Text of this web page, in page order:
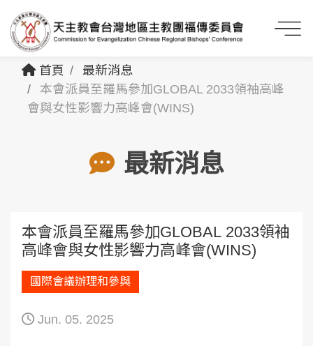
首頁
最新消息
本會派員至羅馬參加GLOBAL 2033領袖高峰
會與女性影響力高峰會(WINS)
最新消息
本會派員至羅馬參加GLOBAL 2033領袖
高峰會與女性影響力高峰會(WINS)
國際會議辦理和參與
Jun. 05. 2025